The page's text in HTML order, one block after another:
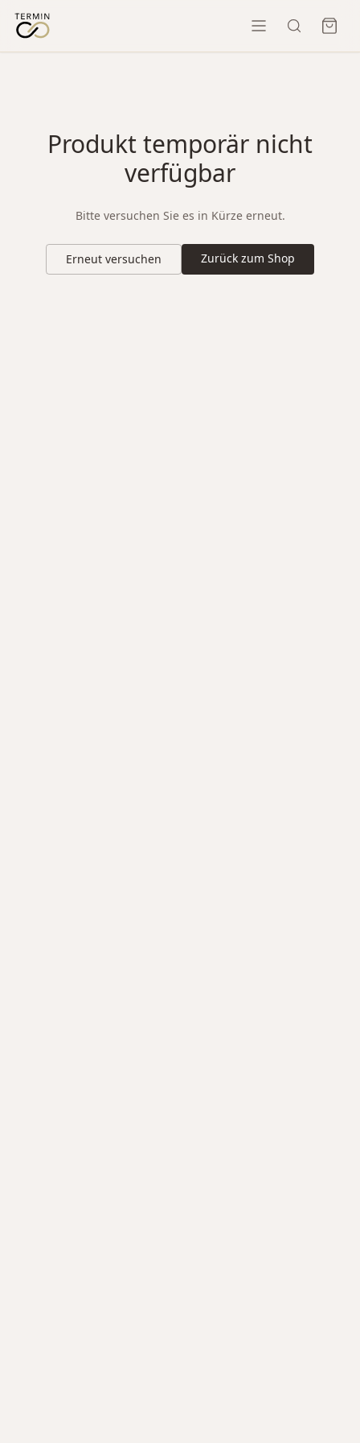
Produkt temporär nicht
verfügbar
Bitte versuchen Sie es in Kürze erneut.
Erneut versuchen Zurück zum Shop